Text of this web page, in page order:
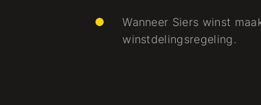
Wanneer Siers winst
winstdelingsregeling.